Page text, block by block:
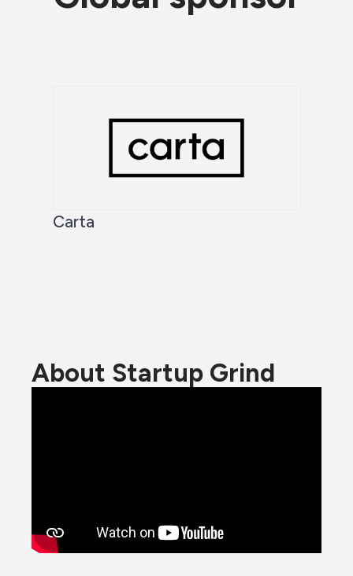
Carta
About Startup Grind